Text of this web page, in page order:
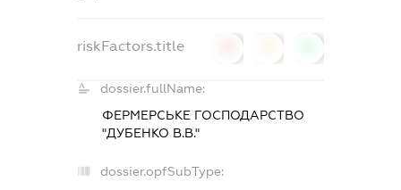
riskFactors.title
dossier.fullName:
ФЕРМЕРСЬКЕ ГОСПОДАРСТВО
"ДУБЕНКО В.В."
dossier.opfSubType: